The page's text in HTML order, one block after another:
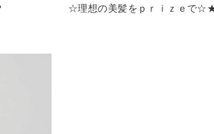
☆理想の美髪をｐｒｉｚｅで